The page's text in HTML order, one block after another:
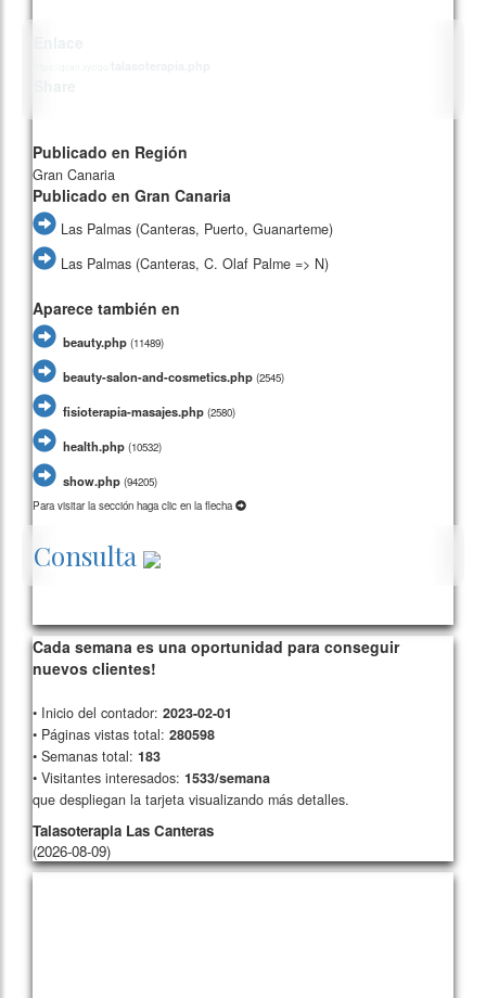
Publicado en Región
Gran Canaria
Publicado en Gran Canaria
Las Palmas (Canteras, Puerto, Guanarteme)
Las Palmas (Canteras, C. Olaf Palme => N)
Aparece también en
beauty.php (11489)
beauty-salon-and-cosmetics.php (2545)
fisioterapia-masajes.php (2580)
health.php (10532)
show.php (94205)
Para visitar la sección haga clic en la flecha
Consulta
Cada semana es una oportunidad para conseguir
nuevos clientes!
• Inicio del contador: 2023-02-01
• Páginas vistas total: 280598
• Semanas total: 183
• Visitantes interesados: 1533/semana
que despliegan la tarjeta visualizando más detalles.
Talasoterapia Las Canteras
(2026-08-09)